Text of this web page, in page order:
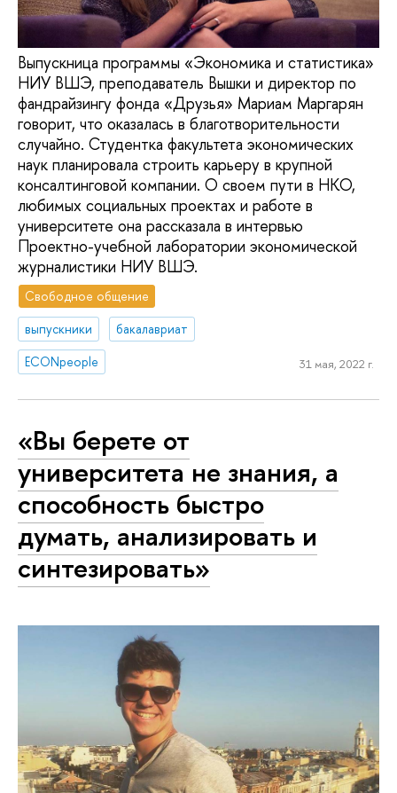
Выпускница программы «Экономика и статистика»
НИУ ВШЭ, преподаватель Вышки и директор по
фандрайзингу фонда «Друзья» Мариам Маргарян
говорит, что оказалась в благотворительности
случайно. Студентка факультета экономических
наук планировала строить карьеру в крупной
консалтинговой компании. О своем пути в НКО,
любимых социальных проектах и работе в
университете она рассказала в интервью
Проектно-учебной лаборатории экономической
журналистики НИУ ВШЭ.
Свободное общение
выпускники
бакалавриат
ECONpeople
31 мая, 2022 г.
«Вы берете от
университета не знания, а
способность быстро
думать, анализировать и
синтезировать»